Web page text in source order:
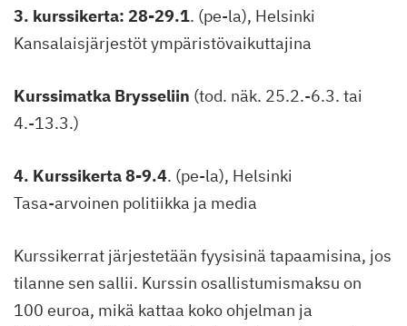
3. kurssikerta: 28-29.1. (pe-la), Helsinki
Kansalaisjärjestöt ympäristövaikuttajina
Kurssimatka Brysseliin (tod. näk. 25.2.-6.3. tai
4.-13.3.)
4. Kurssikerta 8-9.4. (pe-la), Helsinki
Tasa-arvoinen politiikka ja media
Kurssikerrat järjestetään fyysisinä tapaamisina, jos
tilanne sen sallii. Kurssin osallistumismaksu on
100 euroa, mikä kattaa koko ohjelman ja